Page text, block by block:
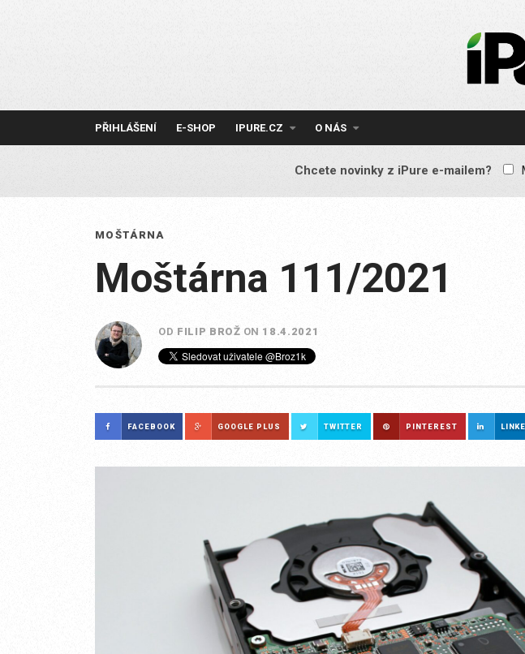
obsah
PŘIHLÁŠENÍ E-SHOP IPURE.CZ O NÁS
Chcete novinky z iPure e-mailem?
MOŠTÁRNA
Moštárna 111/2021
OD FILIP BROŽ ON 18.4.2021
FACEBOOK GOOGLE PLUS TWITTER PINTEREST